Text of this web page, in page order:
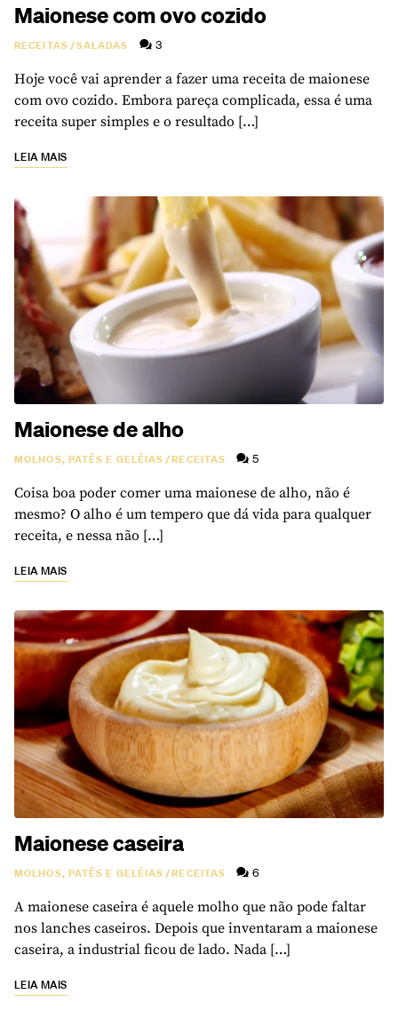
Maionese com ovo cozido
RECEITAS/SALADAS 3
Hoje você vai aprender a fazer uma receita de maionese
com ovo cozido. Embora pareça complicada, essa é uma
receita super simples e o resultado […]
LEIA MAIS
Maionese de alho
MOLHOS, PATÊS E GELÉIAS/RECEITAS 5
Coisa boa poder comer uma maionese de alho, não é
mesmo? O alho é um tempero que dá vida para qualquer
receita, e nessa não […]
LEIA MAIS
Maionese caseira
MOLHOS, PATÊS E GELÉIAS/RECEITAS 6
A maionese caseira é aquele molho que não pode faltar
nos lanches caseiros. Depois que inventaram a maionese
caseira, a industrial ficou de lado. Nada […]
LEIA MAIS